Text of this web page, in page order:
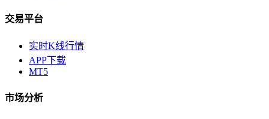
交易平台
实时K线行情
APP下载
MT5
市场分析